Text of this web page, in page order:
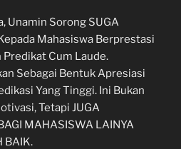
Unamin Sorong SUGA
Mahasiswa Berprestasi
Predikat Cum Laude.
Sebagai Bentuk Apresiasi
Yang Tinggi. Ini Bukan
Tetapi JUGA
MAHASISWA LAINYA
BAIK.